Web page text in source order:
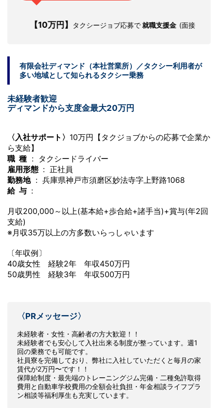
【10万円】タクシージョブ応募で就職支援金(面接・研修交通費)
有限会社ディマンド（本社営業所）／タクシー利用者が
多い地域として知られるタクシー乗務
未経験者歓迎
ディマンドから支度金最大20万円
〈入社サポート〉 10万円【タクジョブからの応募で企業か
ら支給】
職 種 : タクシードライバー
雇用形態 : 正社員
勤務地: 兵庫県神戸市須磨区妙法寺字上野路1068
給 与 :
月収200,000～以上(基本給+歩合給+諸手当)+賞与(年2回
支給)
※月収35万以上の方多数いらっしゃいます
〔年収例〕
40歳女性 経験2年 年収450万円
50歳男性 経験3年 年収500万円
〈PRメッセージ〉
未経験者・女性・高齢者の方大歓迎！！
未経験者でも安心して入社出来る制度が整っています。週1
回の乗務でも可能です。
社員寮を完備しており、弊社に入社していただくと毎月の家
賃代が2万円〜です！！
保障給制度・最先端のトレーニングジム完備・二種免許取得
費用と自動車学校費用の全額会社負担・年金相談ライフプラ
ン相談等福利厚生も充実しています。